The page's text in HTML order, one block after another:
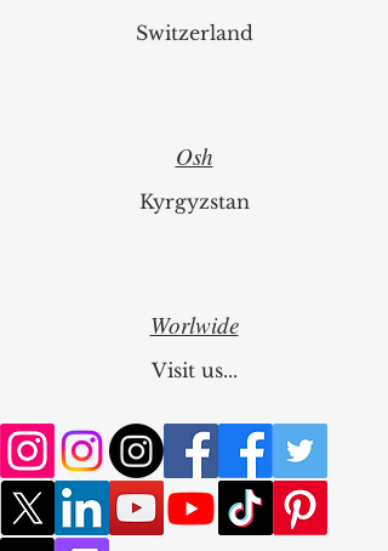
Switzerland
Osh
Kyrgyzstan
Worlwide
Visit us...